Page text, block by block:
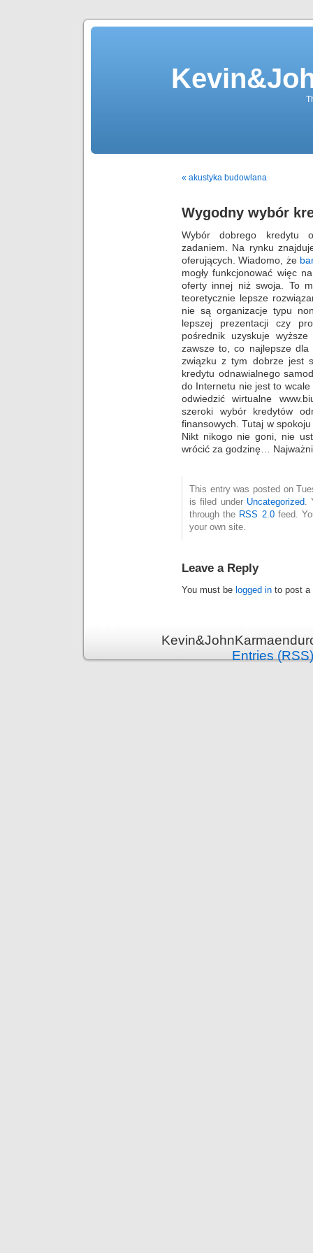
« akustyka budowlana
Wygodny wybór
Wybór dobrego kredytu
zadaniem. Na rynku
oferujących. Wiadomo, że
mogły funkcjonować więc
oferty innej niż swoja. To
teoretycznie lepsze
nie są organizacje typu
lepszej prezentacji czy
pośrednik uzyskuje
zawsze to, co najlepsze
związku z tym dobrze jest
kredytu odnawialnego
do Internetu nie jest to
odwiedzić wirtualne
szeroki wybór kredytów
finansowych. Tutaj w
Nikt nikogo nie goni, nie
wrócić za godzinę…
This entry was posted on
is filed under Uncategorized.
through the RSS 2.0feed.
your own site.
Leave a Reply
You must be logged in to post a
Entries (RSS)